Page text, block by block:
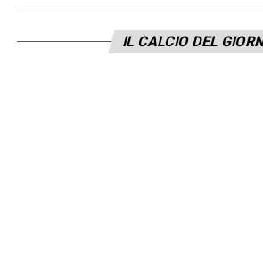
IL CALCIO DEL